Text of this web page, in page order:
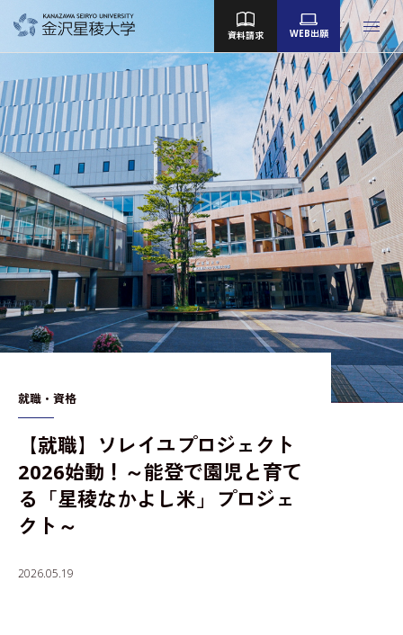
女子短期大学部 大学院
Language
大学案内
教育／学部・大学院
産学地域連携・研究
留学・国際交流
キャンパスライフ
就職・資格
入学者選抜情報
資料請求 WEB出願
就職・資格
【就職】ソレイユプロジェクト
2026始動！～能登で園児と育て
る「星稜なかよし米」プロジェ
クト～
2026.05.19